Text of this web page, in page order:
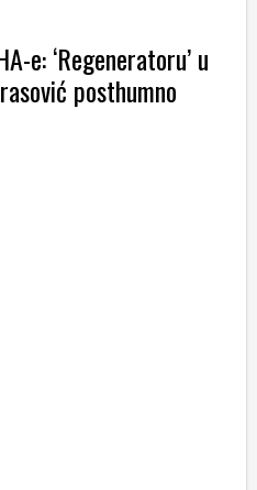
e: ‘Regeneratoru’ u
posthumno